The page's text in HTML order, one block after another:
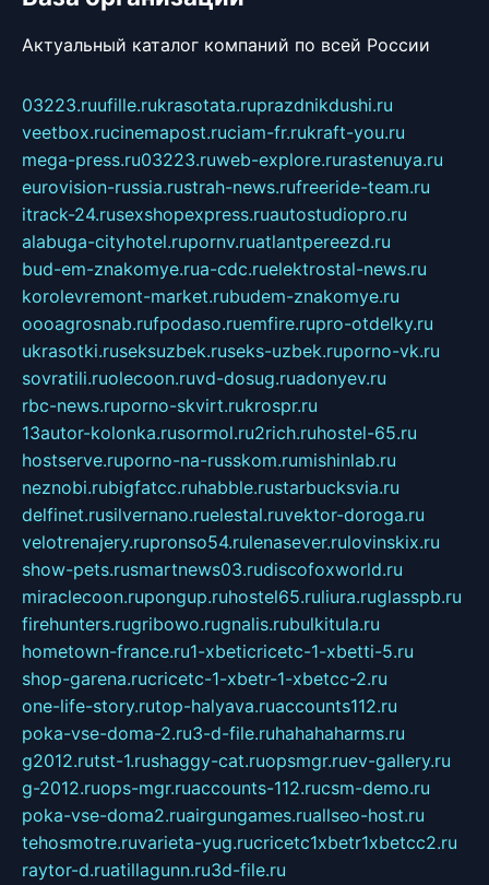
Актуальный каталог компаний по всей России
03223.ruufille.rukrasotata.ruprazdnikdushi.ru
veetbox.rucinemapost.ruciam-fr.rukraft-you.ru
mega-press.ru03223.ruweb-explore.rurastenuya.ru
eurovision-russia.rustrah-news.rufreeride-team.ru
itrack-24.rusexshopexpress.ruautostudiopro.ru
alabuga-cityhotel.rupornv.ruatlantpereezd.ru
bud-em-znakomye.rua-cdc.ruelektrostal-news.ru
korolevremont-market.rubudem-znakomye.ru
oooagrosnab.rufpodaso.ruemfire.rupro-otdelky.ru
ukrasotki.ruseksuzbek.ruseks-uzbek.ruporno-vk.ru
sovratili.ruolecoon.ruvd-dosug.ruadonyev.ru
rbc-news.ruporno-skvirt.rukrospr.ru
13autor-kolonka.rusormol.ru2rich.ruhostel-65.ru
hostserve.ruporno-na-russkom.rumishinlab.ru
neznobi.rubigfatcc.ruhabble.rustarbucksvia.ru
delfinet.rusilvernano.ruelestal.ruvektor-doroga.ru
velotrenajery.rupronso54.rulenasever.rulovinskix.ru
show-pets.rusmartnews03.rudiscofoxworld.ru
miraclecoon.rupongup.ruhostel65.ruliura.ruglasspb.ru
firehunters.rugribowo.rugnalis.rubulkitula.ru
hometown-france.ru1-xbeticricetc-1-xbetti-5.ru
shop-garena.rucricetc-1-xbetr-1-xbetcc-2.ru
one-life-story.rutop-halyava.ruaccounts112.ru
poka-vse-doma-2.ru3-d-file.ruhahahaharms.ru
g2012.rutst-1.rushaggy-cat.ruopsmgr.ruev-gallery.ru
g-2012.ruops-mgr.ruaccounts-112.rucsm-demo.ru
poka-vse-doma2.ruairgungames.ruallseo-host.ru
tehosmotre.ruvarieta-yug.rucricetc1xbetr1xbetcc2.ru
raytor-d.ruatillagunn.ru3d-file.ru